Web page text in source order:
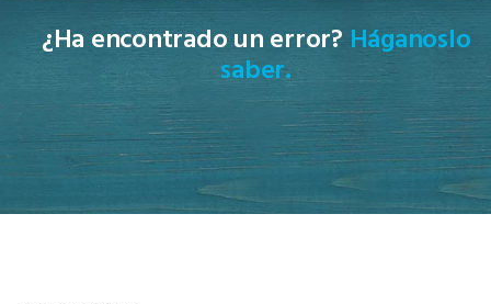
¿Ha encontrado un error? Háganoslo
saber.